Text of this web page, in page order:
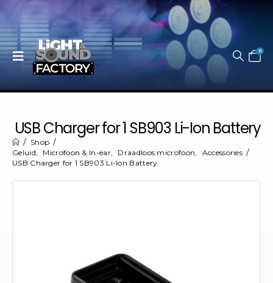
0
USB Charger for 1 SB903 Li-Ion Battery
Shop
Geluid, Microfoon & In-ear, Draadloos microfoon,
Accessories
USB Charger for 1 SB903 Li-Ion Battery